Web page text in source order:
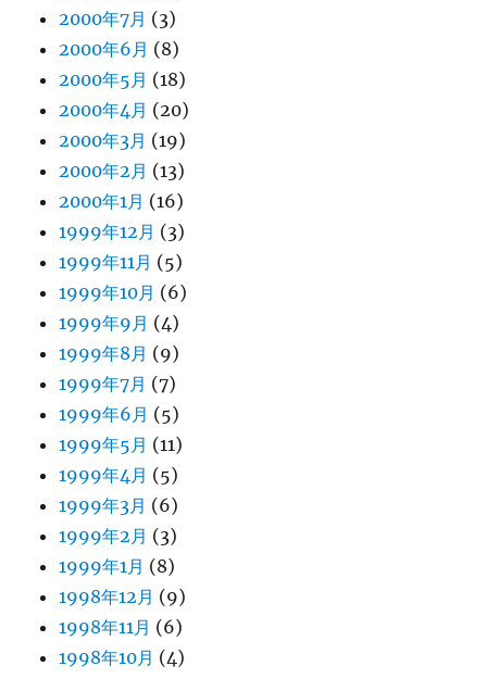
2000年7月 (3)
2000年6月 (8)
2000年5月 (18)
2000年4月 (20)
2000年3月 (19)
2000年2月 (13)
2000年1月 (16)
1999年12月 (3)
1999年11月 (5)
1999年10月 (6)
1999年9月 (4)
1999年8月 (9)
1999年7月 (7)
1999年6月 (5)
1999年5月 (11)
1999年4月 (5)
1999年3月 (6)
1999年2月 (3)
1999年1月 (8)
1998年12月 (9)
1998年11月 (6)
1998年10月 (4)